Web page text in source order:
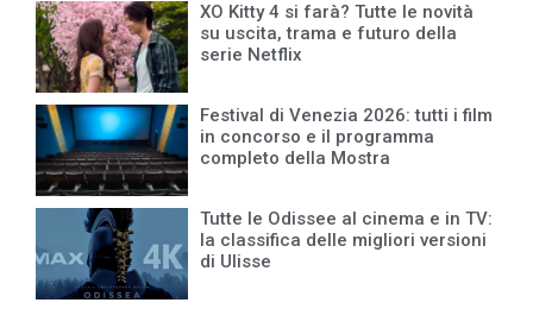
XO Kitty 4 si farà? Tutte le novità
su uscita, trama e futuro della
serie Netflix
Festival di Venezia 2026: tutti i film
in concorso e il programma
completo della Mostra
Tutte le Odissee al cinema e in TV:
la classifica delle migliori versioni
di Ulisse